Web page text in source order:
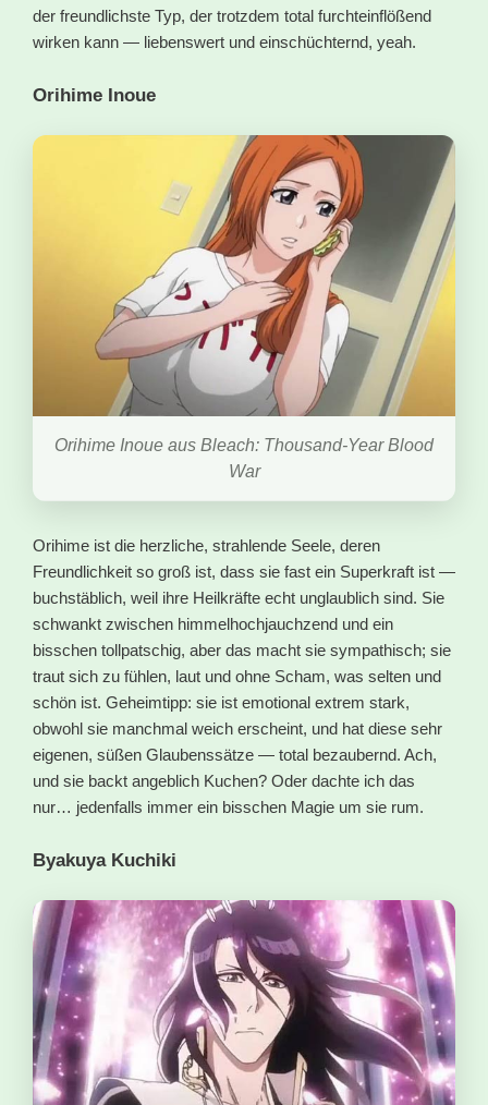
der freundlichste Typ, der trotzdem total furchteinflößend
wirken kann — liebenswert und einschüchternd, yeah.
Orihime Inoue
Orihime Inoue aus Bleach: Thousand-Year Blood
War
Orihime ist die herzliche, strahlende Seele, deren
Freundlichkeit so groß ist, dass sie fast ein Superkraft ist —
buchstäblich, weil ihre Heilkräfte echt unglaublich sind. Sie
schwankt zwischen himmelhochjauchzend und ein
bisschen tollpatschig, aber das macht sie sympathisch; sie
traut sich zu fühlen, laut und ohne Scham, was selten und
schön ist. Geheimtipp: sie ist emotional extrem stark,
obwohl sie manchmal weich erscheint, und hat diese sehr
eigenen, süßen Glaubenssätze — total bezaubernd. Ach,
und sie backt angeblich Kuchen? Oder dachte ich das
nur… jedenfalls immer ein bisschen Magie um sie rum.
Byakuya Kuchiki